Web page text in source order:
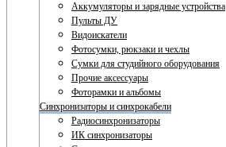
Аккумуляторы и зарядные устройства
Пульты ДУ
Видоискатели
Фотосумки, рюкзаки и чехлы
Сумки для студийного оборудования
Прочие аксессуары
Фоторамки и альбомы
Синхронизаторы и синхрокабели
Радиосинхронизаторы
ИК синхронизаторы